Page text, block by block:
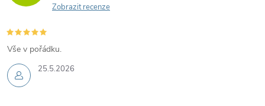
Zobrazit recenze
25.5.2026
Vše v pořádku.